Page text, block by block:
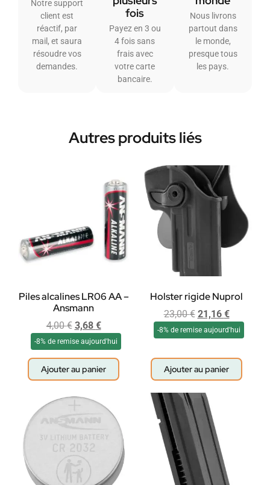
Notre support
client est
réactif, par
mail, et saura
résoudre vos
demandes.
fois
Payez en 3 ou
4 fois sans
frais avec
votre carte
bancaire.
Nous livrons
partout dans
le monde,
presque tous
les pays.
Autres produits liés
Piles alcalines LR06 AA –
Ansmann
4,00€ 3,68 €
-8% de remise aujourd'hui
Ajouter au panier
Holster rigide Nuprol
23,00€ 21,16 €
-8% de remise aujourd'hui
Ajouter au panier